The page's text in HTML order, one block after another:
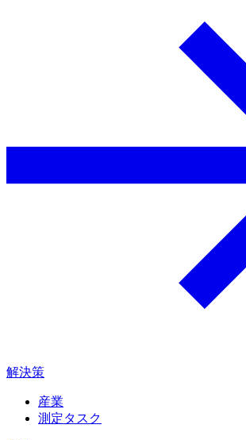
解決策
産業
測定タスク